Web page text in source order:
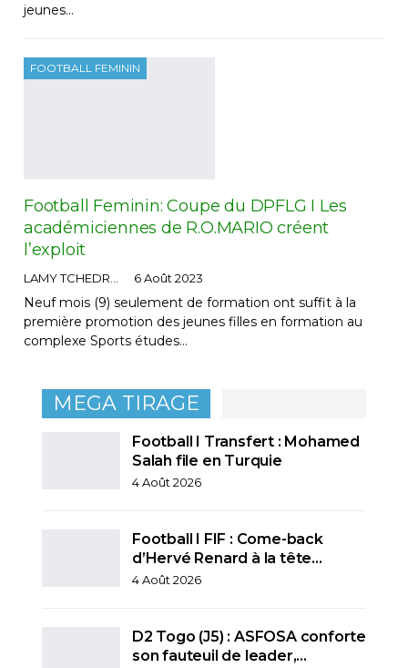
jeunes…
FOOTBALL FEMININ
Football Feminin: Coupe du DPFLG I Les
académiciennes de R.O.MARIO créent
l’exploit
6 Août 2023
Neuf mois (9) seulement de formation ont suffit à la
première promotion des jeunes filles en formation au
complexe Sports études…
MEGA TIRAGE
Football I Transfert : Mohamed
Salah file en Turquie
4 Août 2026
Football I FIF : Come-back
d’Hervé Renard à la tête…
4 Août 2026
D2 Togo (J5) : ASFOSA conforte
son fauteuil de leader,…